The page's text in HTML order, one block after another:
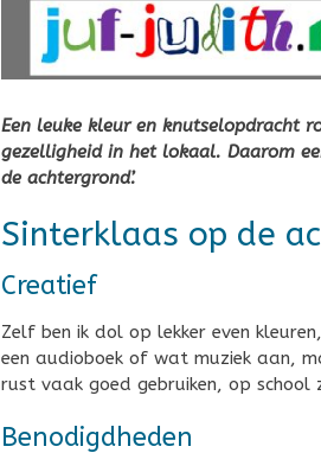
Een leuke kleur en knutselopdracht
gezelligheid in het lokaal. Daarom
de achtergrond’.
Sinterklaas op de
Creatief
Zelf ben ik dol op lekker even
een audioboek of wat muziek aan,
rust vaak goed gebruiken, op school
Benodigdheden